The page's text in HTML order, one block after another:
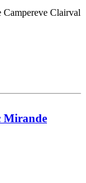
Mirande